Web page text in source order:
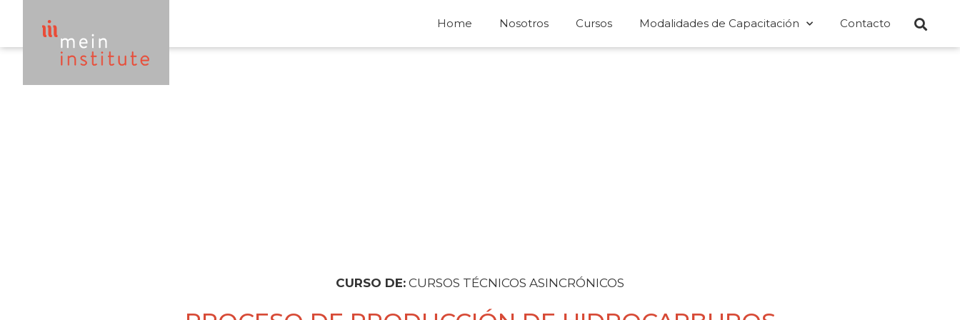
Home Nosotros Cursos Modalidades de Capacitación Contacto
CURSO DE: CURSOS TÉCNICOS ASINCRÓNICOS